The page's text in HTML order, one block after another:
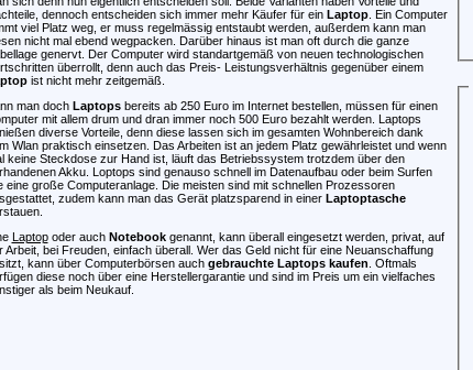
dennoch entscheiden sich immer mehr Käufer für ein Laptop. Ein Computer
viel Platz weg, er muss regelmässig entstaubt werden, außerdem kann man
nicht mal ebend wegpacken. Darüber hinaus ist man oft durch die ganze
genervt. Der Computer wird standartgemäß von neuen technologischen
überrollt, denn auch das Preis- Leistungsverhältnis gegenüber einem
ist nicht mehr zeitgemäß.
man doch Laptopsbereits ab 250 Euro im Internet bestellen, müssen für einen
mit allem drum und dran immer noch 500 Euro bezahlt werden. Laptops
diverse Vorteile, denn diese lassen sich im gesamten Wohnbereich dank
Wlan praktisch einsetzen. Das Arbeiten ist an jedem Platz gewährleistet und wenn
keine Steckdose zur Hand ist, läuft das Betriebssystem trotzdem über den
Akku. Loptops sind genauso schnell im Datenaufbau oder beim Surfen
eine große Computeranlage. Die meisten sind mit schnellen Prozessoren
zudem kann man das Gerät platzsparend in einer Laptoptasche
Laptopoder auch Notebookgenannt, kann überall eingesetzt werden, privat, auf
Arbeit, bei Freuden, einfach überall. Wer das Geld nicht für eine Neuanschaffung
kann über Computerbörsen auch gebrauchte Laptops kaufen . Oftmals
diese noch über eine Herstellergarantie und sind im Preis um ein vielfaches
als beim Neukauf.